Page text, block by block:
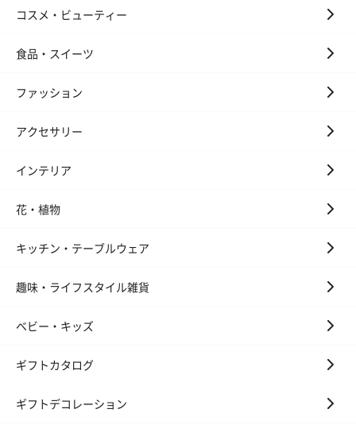
コスメ・ビューティー
食品・スイーツ
ファッション
アクセサリー
インテリア
花・植物
キッチン・テーブルウェア
趣味・ライフスタイル雑貨
ベビー・キッズ
ギフトカタログ
ギフトデコレーション